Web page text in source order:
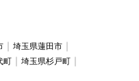
埼玉県蓮田市
町
埼玉県杉戸町